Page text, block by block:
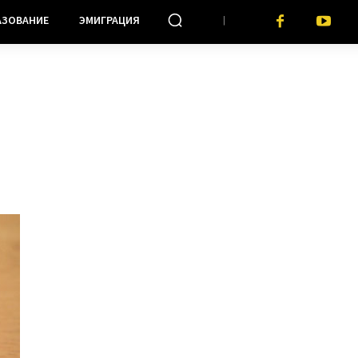
ЭМИГРАЦИЯ